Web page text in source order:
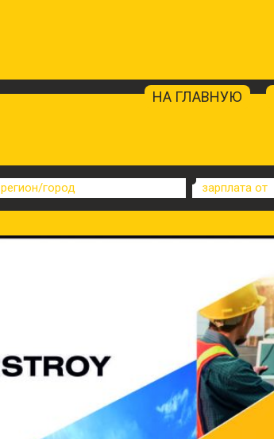
НА ГЛАВНУЮ
регион/город зарплата от